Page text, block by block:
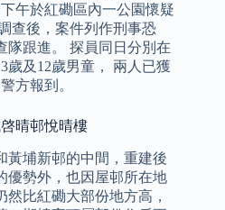
午於紅磡區內一公園懷疑
查後，案件列作刑事恐
隊跟進。 探員同日分別在
歲及12歲男童， 兩人已獲
方報到。
晴邨悅晴樓
黃埔新邨的中間，重建後
優勢外，也因屋邨所在地
比紅磡大部份地方高，